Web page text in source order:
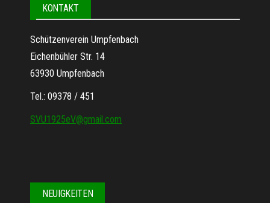
KONTAKT
Schützenverein Umpfenbach
Eichenbühler Str. 14
63930 Umpfenbach
Tel.: 09378 / 451
SVU1925eV@gmail.com
NEUIGKEITEN